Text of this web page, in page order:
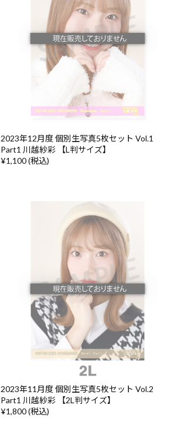
2023年12月度 個別生写真5枚セット Vol.1
Part1 川越紗彩 【L判サイズ】
¥1,100 (税込)
2023年11月度 個別生写真5枚セット Vol.2
Part1 川越紗彩 【2L判サイズ】
¥1,800 (税込)